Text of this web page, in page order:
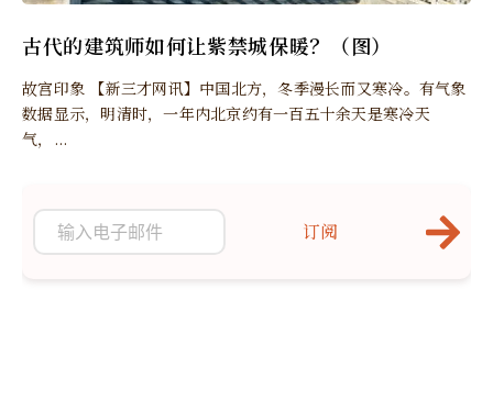
古代的建筑师如何让紫禁城保暖？（图）
故宫印象 【新三才网讯】中国北方，冬季漫长而又寒冷。有气象
数据显示，明清时，一年内北京约有一百五十余天是寒冷天
气，...
订阅